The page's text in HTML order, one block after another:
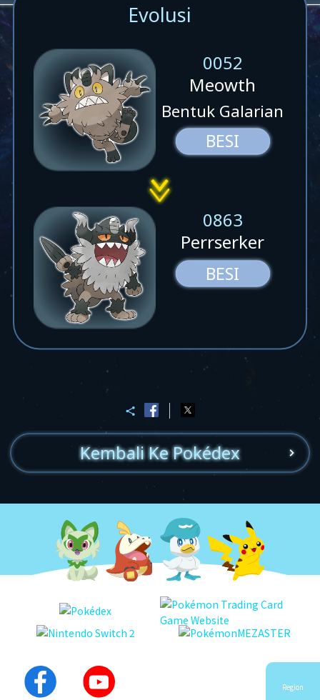
Evolusi
0052
Meowth
Bentuk Galarian
BESI
0863
Perrserker
BESI
Kembali Ke Pokédex
Region